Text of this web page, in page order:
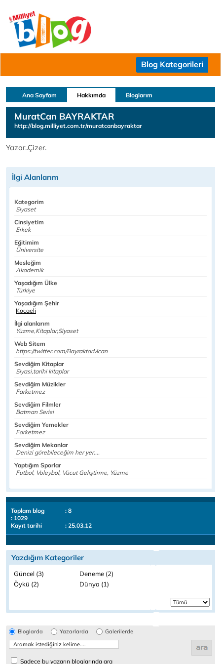
Blog Kategorileri
Ana Sayfam Hakkımda Bloglarım
MuratCan BAYRAKTAR
http://blog.milliyet.com.tr/muratcanbayraktar
Yazar..Çizer.
İlgi Alanlarım
Kategorim
Siyaset
Cinsiyetim
Erkek
Eğitimim
Üniversite
Mesleğim
Akademik
Yaşadığım Ülke
Türkiye
Yaşadığım Şehir
Kocaeli
İlgi alanlarım
Yüzme,Kitaplar,Siyaset
Web Sitem
https://twitter.com/BayraktarMcan
Sevdiğim Kitaplar
Siyasi,tarihi kitaplar
Sevdiğim Müzikler
Farketmez
Sevdiğim Filmler
Batman Serisi
Sevdiğim Yemekler
Farketmez
Sevdiğim Mekanlar
Denizi görebileceğim her yer....
Yaptığım Sporlar
Futbol, Voleybol, Vücut Geliştirme, Yüzme
Toplam blog
: 8
: 1029
Kayıt tarihi
: 25.03.12
Yazdığım Kategoriler
Güncel (3)
Deneme (2)
Öykü (2)
Dünya (1)
Bloglarda Yazarlarda Galerilerde
Sadece bu yazarın bloglarında ara